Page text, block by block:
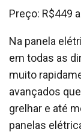
Preço: R$449
Na panela
em todas as
muito
avançados
grelhar e até
panelas